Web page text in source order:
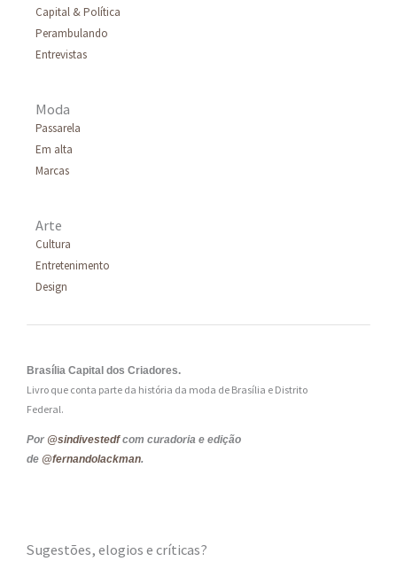
Capital & Política
Perambulando
Entrevistas
Moda
Passarela
Em alta
Marcas
Arte
Cultura
Entretenimento
Design
Brasília Capital dos Criadores.
Livro que conta parte da história da moda de Brasília e Distrito
Federal.
Por @sindivestedfcom curadoria e edição
de @fernandolackman.
Sugestões, elogios e críticas?